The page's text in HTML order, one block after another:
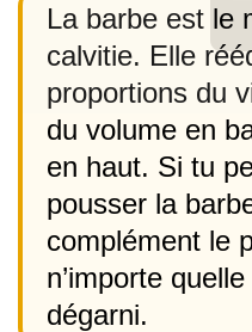
La barbe est le
calvitie. Elle
proportions du
du volume en
en haut. Si tu
pousser la
complément le
n’importe
dégarni.